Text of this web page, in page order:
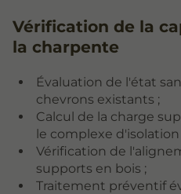
Vérification de la
la charpente
Évaluation de l'état
chevrons existants ;
Calcul de la charge
le complexe d'isolation
Vérification de
supports en bois ;
Traitement préventif